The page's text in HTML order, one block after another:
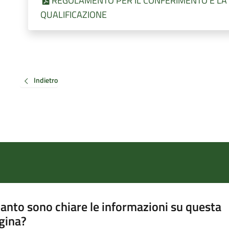
QUALIFICAZIONE
Indietro
sono chiare le informazioni su questa